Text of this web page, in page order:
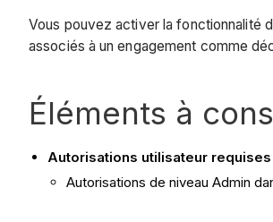
Vous pouvez activer la fonctionnalité
associés à un engagement comme
Éléments à
Autorisations utilisateur requises
Autorisations de niveau Admin